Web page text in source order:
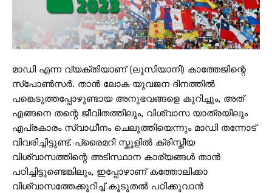
മാഡി എന്ന വ്യക്തിയാണ് (ലൂസിയാനി) കാത്തേജിന്റെ
സ്പോണ്‍സര്‍. താന്‍ ലോക യുവജന ദിനത്തില്‍
പങ്കെടുത്തപ്പോഴുണ്ടായ അനുഭവങ്ങളെ കുറിച്ചും, അത്
എങ്ങനെ തന്റെ ജീവിതത്തിലും, വിശ്വാസ യാത്രയിലും
എപ്രകാരം സ്വാധീനം ചെലുത്തിയെന്നും മാഡി തന്നോട്
വിവരിച്ചിട്ടുണ്ട്. പ്രൈമറി സ്കൂളില്‍ ക്രിസ്തീയ
വിശ്വാസത്തിന്റെ അടിസ്ഥാന കാര്യങ്ങള്‍ താന്‍
പഠിച്ചിട്ടുണ്ടെങ്കിലും, ഇപ്പോഴാണ് കത്തോലിക്കാ
വിശ്വാസത്തേക്കുറിച്ച് കൂടുതല്‍ പഠിക്കുവാന്‍